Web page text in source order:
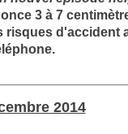
3 à 7
2014